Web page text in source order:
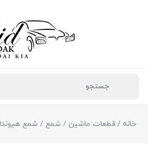
خانه / قطعات ماشین / شمع / شمع هیوندای